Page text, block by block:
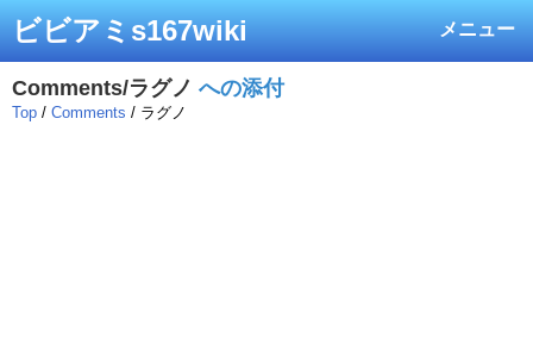
メニュー
ビビアミs167wiki
Comments/ラグノ への添付
Top / Comments / ラグノ